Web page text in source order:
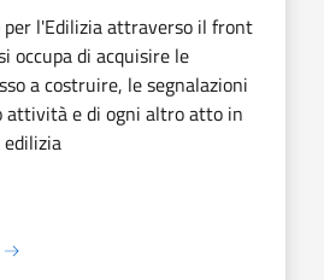
per l'Edilizia attraverso il front
occupa di acquisire le
a costruire, le segnalazioni
attività e di ogni altro atto in